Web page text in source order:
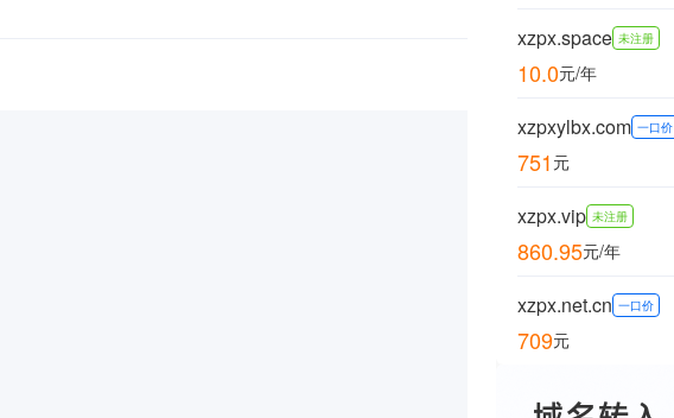
xzpx.space 未注册
10.0元/年
xzpxylbx.com 一口价
751 元
xzpx.vip 未注册
860.95元/年
xzpx.net.cn 一口价
709元